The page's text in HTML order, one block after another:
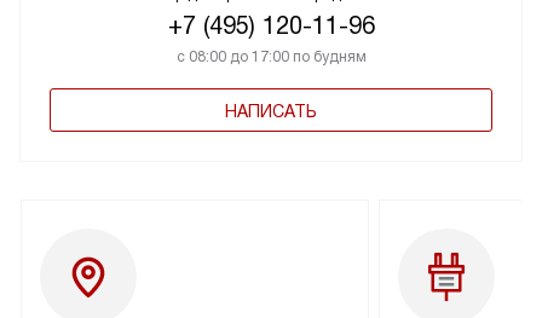
+7 (495) 120-11-96
с 08:00 до 17:00 по будням
НАПИСАТЬ